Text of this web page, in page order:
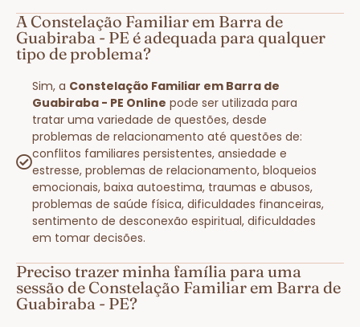
A Constelação Familiar em Barra de
Guabiraba - PE é adequada para qualquer
tipo de problema?
Sim, a Constelação Familiar em Barra de
Guabiraba - PE Online pode ser utilizada para
tratar uma variedade de questões, desde
problemas de relacionamento até questões de:
conflitos familiares persistentes, ansiedade e
estresse, problemas de relacionamento, bloqueios
emocionais, baixa autoestima, traumas e abusos,
problemas de saúde física, dificuldades financeiras,
sentimento de desconexão espiritual, dificuldades
em tomar decisões.
Preciso trazer minha família para uma
sessão de Constelação Familiar em Barra de
Guabiraba - PE?